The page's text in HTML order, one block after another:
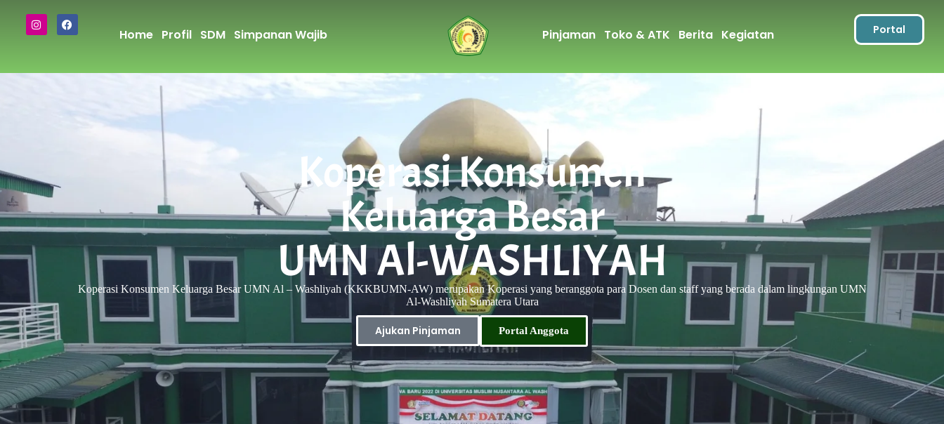
Home Profil SDM Simpanan Wajib Pinjaman Toko & ATK Berita Kegiatan Portal
Koperasi Konsumen
Keluarga Besar
UMN Al-WASHLIYAH
Koperasi Konsumen Keluarga Besar UMN Al – Washliyah (KKKBUMN-AW) merupakan Koperasi yang beranggota para Dosen dan staff yang berada dalam lingkungan UMN
Al-Washliyah Sumatera Utara
Ajukan Pinjaman Portal Anggota